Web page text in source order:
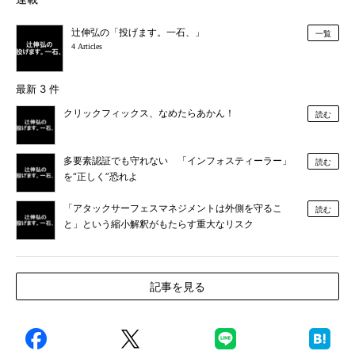
辻伸弘の「投げます。一石、」
4 Articles
一覧
最新 3 件
クリックフィックス、なめたらあかん！ 読む
多要素認証でも守れない 「インフォスティーラー」
を“正しく”恐れよ
読む
「アタックサーフェスマネジメントは外側を守るこ
と」という縮小解釈がもたらす重大なリスク
読む
記事を見る